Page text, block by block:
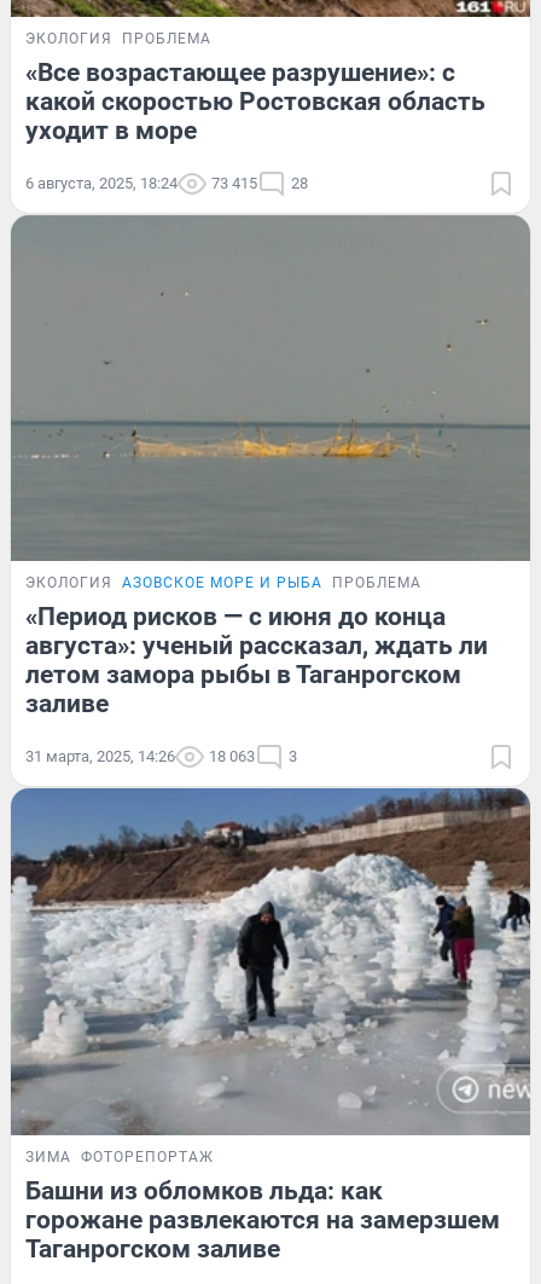
ЭКОЛОГИЯ ПРОБЛЕМА
«Все возрастающее разрушение»: с
какой скоростью Ростовская область
уходит в море
6 августа, 2025, 18:24 73 415 28
ЭКОЛОГИЯ АЗОВСКОЕ МОРЕ И РЫБА ПРОБЛЕМА
«Период рисков — с июня до конца
августа»: ученый рассказал, ждать ли
летом замора рыбы в Таганрогском
заливе
31 марта, 2025, 14:26 18 063 3
ЗИМА ФОТОРЕПОРТАЖ
Башни из обломков льда: как
горожане развлекаются на замерзшем
Таганрогском заливе